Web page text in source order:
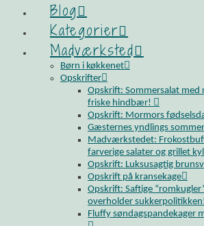
Blog
Kategorier
Madværksted
Børn i køkkenet
Opskrifter
Opskrift: Sommersalat med
friske hindbær!
Opskrift: Mormors
Gæsternes yndlings
Madværkstedet:
farverige salater og grillet
Opskrift: Luksusagtig
Opskrift på kransekage
Opskrift: Saftige
overholder
Fluffy søndagspandekager